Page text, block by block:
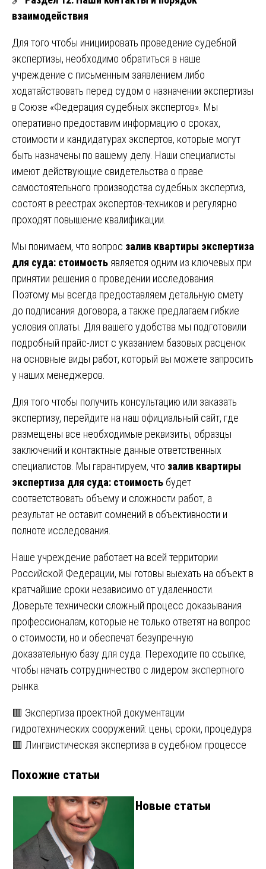
взаимодействия
Для того чтобы инициировать проведение судебной
экспертизы, необходимо обратиться в наше
учреждение с письменным заявлением либо
ходатайствовать перед судом о назначении экспертизы
в Союзе «Федерация судебных экспертов». Мы
оперативно предоставим информацию о сроках,
стоимости и кандидатурах экспертов, которые могут
быть назначены по вашему делу. Наши специалисты
имеют действующие свидетельства о праве
самостоятельного производства судебных экспертиз,
состоят в реестрах экспертов-техников и регулярно
проходят повышение квалификации.
Мы понимаем, что вопрос залив квартиры экспертиза
для суда: стоимость является одним из ключевых при
принятии решения о проведении исследования.
Поэтому мы всегда предоставляем детальную смету
до подписания договора, а также предлагаем гибкие
условия оплаты. Для вашего удобства мы подготовили
подробный прайс-лист с указанием базовых расценок
на основные виды работ, который вы можете запросить
у наших менеджеров.
Для того чтобы получить консультацию или заказать
экспертизу, перейдите на наш официальный сайт, где
размещены все необходимые реквизиты, образцы
заключений и контактные данные ответственных
специалистов. Мы гарантируем, что залив квартиры
экспертиза для суда: стоимость будет
соответствовать объему и сложности работ, а
результат не оставит сомнений в объективности и
полноте исследования.
Наше учреждение работает на всей территории
Российской Федерации, мы готовы выехать на объект в
кратчайшие сроки независимо от удаленности.
Доверьте технически сложный процесс доказывания
профессионалам, которые не только ответят на вопрос
о стоимости, но и обеспечат безупречную
доказательную базу для суда. Переходите по ссылке,
чтобы начать сотрудничество с лидером экспертного
рынка.
Навигация
по
🟥 Экспертиза проектной документации
гидротехнических сооружений: цены, сроки, процедура
🟥 Лингвистическая экспертиза в судебном процессе
Похожие статьи
Новые статьи